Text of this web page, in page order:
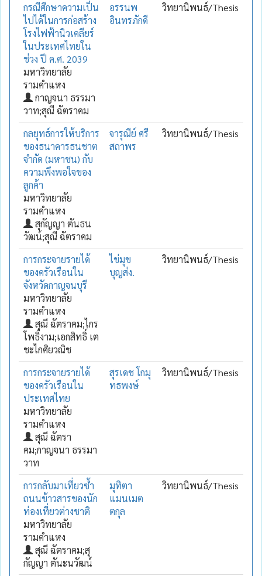
กรณีศึกษาความเป็น
ไปได้ในการก่อสร้าง
โรงไฟฟ้านิวเคลียร์
ในประเทศไทยใน
ช่วง ปี ค.ศ. 2039
มหาวิทยาลัย
รามคำแหง
กาญจนา ธรรมา
วาท;สุณี ฉัตราคม
อรรนพ
อินทรภักดี
วิทยานิพนธ์/Thesis
กลยุทธ์การให้บริการ
ของธนาคารธนชาต
จำกัด (มหาชน) กับ
ความพึงพอใจของ
ลูกค้า
มหาวิทยาลัย
รามคำแหง
สุกัญญา ตันธน
วัฒน์;สุณี ฉัตราคม
จารุณีย์ ศรี
สถาพร
วิทยานิพนธ์/Thesis
การกระจายรายได้
ของครัวเรือนใน
จังหวัดกาญจนบุรี
มหาวิทยาลัย
รามคำแหง
สุณี ฉัตราคม;ไกร
โพธิ์งาม;เอกสิทธิ์ เต
ชะไกศิยวณิช
ไข่มุข
บุญส่ง.
วิทยานิพนธ์/Thesis
การกระจายรายได้
ของครัวเรือนใน
ประเทศไทย
มหาวิทยาลัย
รามคำแหง
สุณี ฉัตรา
คม;กาญจนา ธรรมา
วาท
สุรเดช โกมุ
ทธพงษ์
วิทยานิพนธ์/Thesis
การกลับมาเที่ยวซ้ำ
ถนนข้าวสารของนัก
ท่องเที่ยวต่างชาติ
มหาวิทยาลัย
รามคำแหง
สุณี ฉัตราคม;สุ
กัญญา ตันะนวัฒน์
มุทิตา
แมนเมต
ตกุล
วิทยานิพนธ์/Thesis